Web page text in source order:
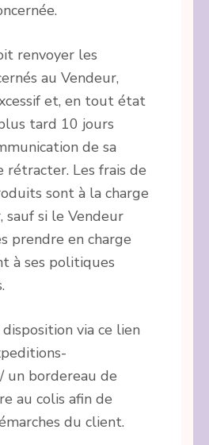
renvoyer les
au Vendeur,
et, en tout état
tard 10 jours
de sa
rétracter. Les frais de
sont à la charge
sauf si le Vendeur
prendre en charge
à ses politiques
via ce lien
un bordereau de
au colis afin de
du client.